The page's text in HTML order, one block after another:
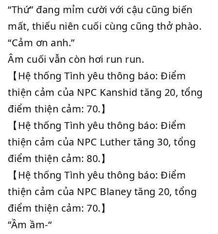
“Thứ” đang mỉm cười với cậu cũng biến
mất, thiếu niên cuối cùng cũng thở phào.
“Cảm ơn anh.”
Âm cuối vẫn còn hơi run run.
【Hệ thống Tình yêu thông báo: Điểm
thiện cảm của NPC Kanshid tăng 20, tổng
điểm thiện cảm: 70.】
【Hệ thống Tình yêu thông báo: Điểm
thiện cảm của NPC Luther tăng 30, tổng
điểm thiện cảm: 80.】
【Hệ thống Tình yêu thông báo: Điểm
thiện cảm của NPC Blaney tăng 20, tổng
điểm thiện cảm: 70.】
“Ầm ầm-“